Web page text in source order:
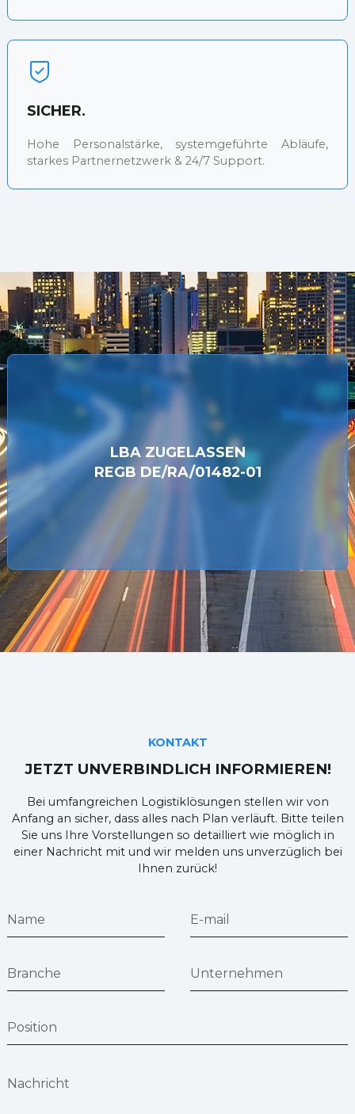
SICHER.
Hohe Personalstärke, systemgeführte Abläufe,
starkes Partnernetzwerk & 24/7 Support.
LBA ZUGELASSEN
REGB DE/RA/01482-01
KONTAKT
JETZT UNVERBINDLICH INFORMIEREN!
Bei umfangreichen Logistiklösungen stellen wir von
Anfang an sicher, dass alles nach Plan verläuft. Bitte teilen
Sie uns Ihre Vorstellungen so detailliert wie möglich in
einer Nachricht mit und wir melden uns unverzüglich bei
Ihnen zurück!